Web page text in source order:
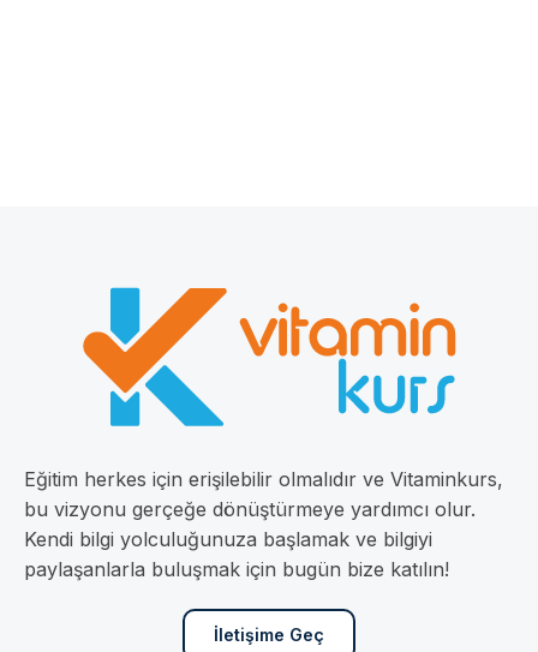
Eğitim herkes için erişilebilir olmalıdır ve Vitaminkurs,
bu vizyonu gerçeğe dönüştürmeye yardımcı olur.
Kendi bilgi yolculuğunuza başlamak ve bilgiyi
paylaşanlarla buluşmak için bugün bize katılın!
İletişime Geç